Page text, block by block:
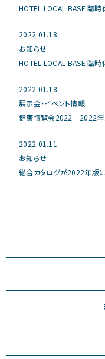
HOTEL LOCAL BASE 臨
2022.01.18
お知らせ
HOTEL LOCAL BASE 臨時
2022.01.18
展示会・イベント情報
健康博覧会2022 2022年2
2022.01.11
お知らせ
総合カタログが2022年版